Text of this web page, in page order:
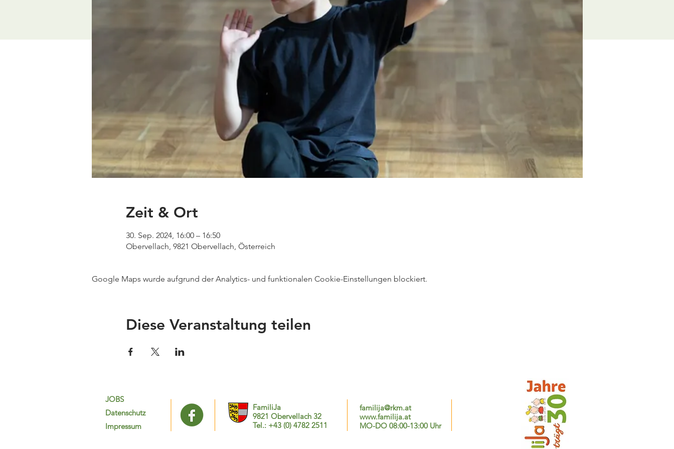
Zeit & Ort
30. Sep. 2024, 16:00 – 16:50
Obervellach, 9821 Obervellach, Österreich
Google Maps wurde aufgrund der Analytics- und funktionalen Cookie-Einstellungen blockiert.
Diese Veranstaltung teilen
JOBS
Datenschutz
Impressum
FamiliJa
9821 Obervellach 32
Tel.: +43 (0) 4782 2511
familija@rkm.at
www.familija.at
MO-DO 08:00-13:00 Uhr